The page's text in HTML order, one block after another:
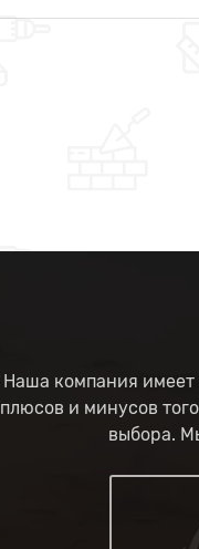
Наша компания имеет
плюсов и минусов
выбора.